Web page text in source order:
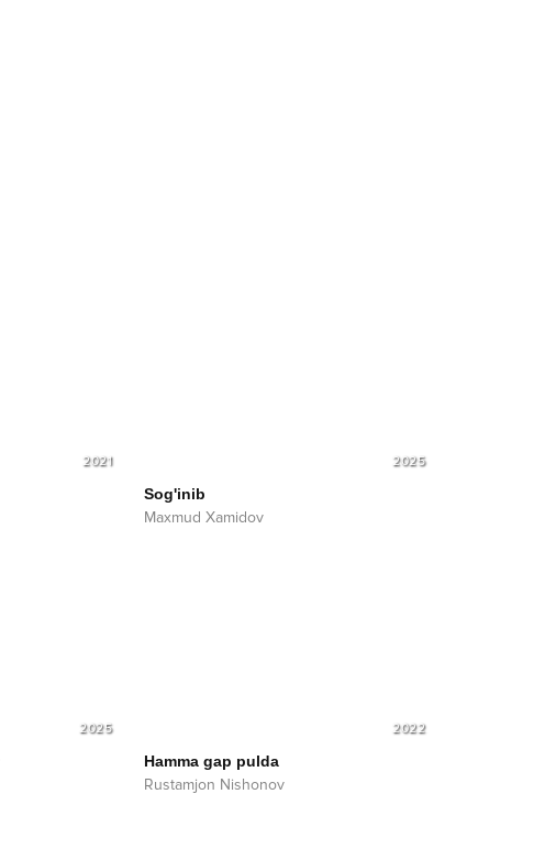
2021 2025
Sog'inib
Maxmud Xamidov
2025 2022
Hamma gap pulda
Rustamjon Nishonov